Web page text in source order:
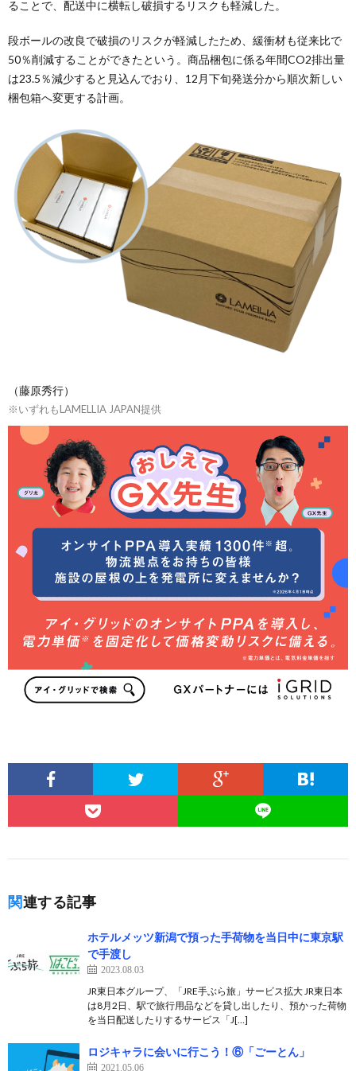
ることで、配送中に横転し破損するリスクも軽減した。
段ボールの改良で破損のリスクが軽減したため、緩衝材も従来比で
50％削減することができたという。商品梱包に係る年間CO2排出量
は23.5％減少すると見込んでおり、12月下旬発送分から順次新しい
梱包箱へ変更する計画。
（藤原秀行）
※いずれもLAMELLIA JAPAN提供
関連する記事
ホテルメッツ新潟で預った手荷物を当日中に東京駅
で手渡し
2023.08.03
JR東日本グループ、「JRE手ぶら旅」サービス拡大 JR東日本
は8月2日、駅で旅行用品などを貸し出したり、預かった荷物
を当日配送したりするサービス「J[…]
ロジキャラに会いに行こう！⑥「ごーとん」
2021.05.06